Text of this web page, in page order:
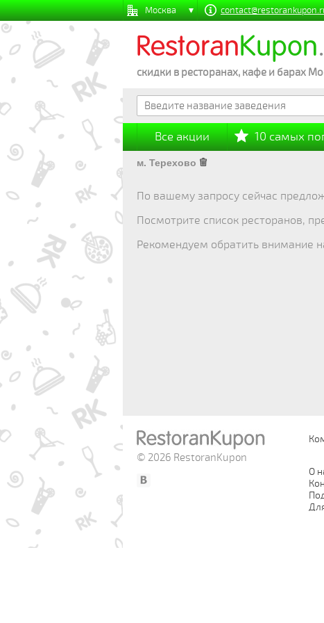
Москва
RestoranKupon
скидки в ресторанах, кафе и барах
Все акции 10 самых
м. Терехово
По вашему запросу сейчас
Посмотрите список ресторанов,
Рекомендуем обратить внимание
© 2026 RestoranKupon
О